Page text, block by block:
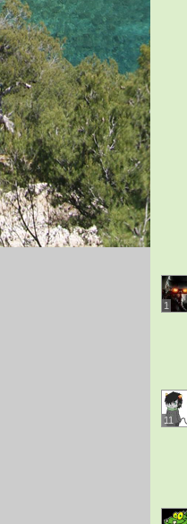
1
11